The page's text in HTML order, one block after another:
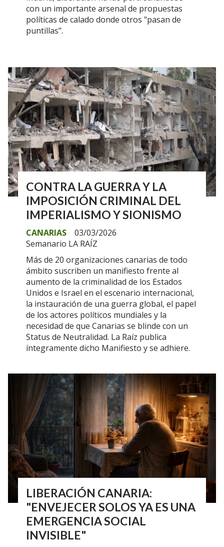
con un importante arsenal de propuestas
políticas de calado donde otros "pasan de
puntillas".
CONTRA LA GUERRA Y LA
IMPOSICIÓN CRIMINAL DEL
IMPERIALISMO Y SIONISMO
Semanario LA RAÍZ
CANARIAS 03/03/2026
Más de 20 organizaciones canarias de todo
ámbito suscriben un manifiesto frente al
aumento de la criminalidad de los Estados
Unidos e Israel en el escenario internacional,
la instauración de una guerra global, el papel
de los actores políticos mundiales y la
necesidad de que Canarias se blinde con un
Status de Neutralidad. La Raíz publica
íntegramente dicho Manifiesto y se adhiere.
LIBERACIÓN CANARIA:
"ENVEJECER SOLOS YA ES UNA
EMERGENCIA SOCIAL
INVISIBLE"